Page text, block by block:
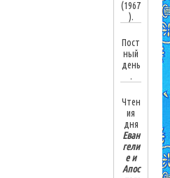
(1967
).
Пост
ный
день
.
Чтен
ия
дня
Еван
гели
е и
Апос